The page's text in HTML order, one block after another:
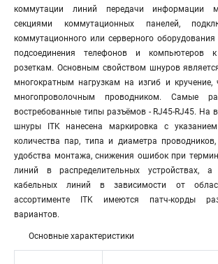
коммутации линий передачи информации
секциями коммутационных панелей,
коммутационного или серверного
подсоединения телефонов и компьютеров
розеткам. Основным свойством шнуров
многократным нагрузкам на изгиб и кручение,
многопроволочным проводником. Самые
востребованные типы разъёмов - RJ45-RJ45. На
шнуры ITK нанесена маркировка с указанием
количества пар, типа и диаметра
удобства монтажа, снижения ошибок при
линий в распределительных устройствах, а
кабельных линий в зависимости от
ассортименте ITK имеются патч-корды
вариантов.
Основные характеристики